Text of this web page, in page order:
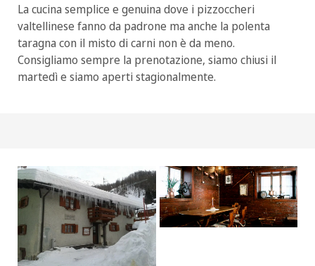
La cucina semplice e genuina dove i pizzoccheri
valtellinese fanno da padrone ma anche la polenta
taragna con il misto di carni non è da meno.
Consigliamo sempre la prenotazione, siamo chiusi il
martedì e siamo aperti stagionalmente.